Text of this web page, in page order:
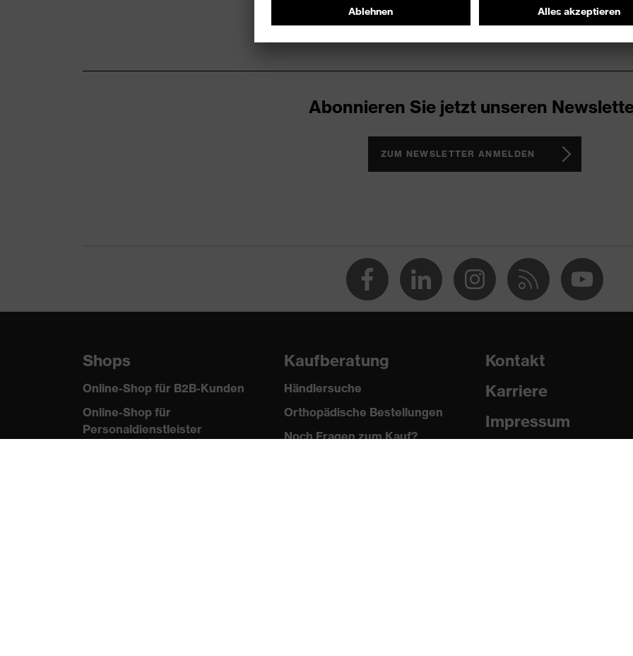
Abonnieren Sie jetzt unseren
ZUM NEWSLETTER ANMELDEN
Shops
Online-Shop für B2B-Kunden
Online-Shop für
Personaldienstleister
Kaufberatung
Händlersuche
Orthopädische Bestellungen
Noch Fragen zum Kauf?
Kontakt
Karriere
Impressum